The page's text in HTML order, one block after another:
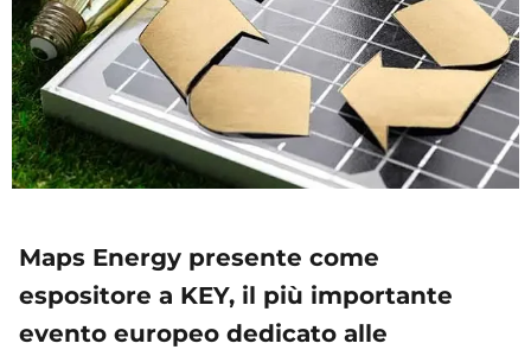
Maps Energy presente come
espositore a KEY, il più importante
evento europeo dedicato alle